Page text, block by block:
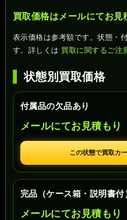
買取価格はメールにてお見
表示価格は参考額です。状態・
す。詳しくは 買取に関するご注
状態別買取価格
付属品の欠品あり
メールにてお見積もり
この状態で買取カ
完品（ケース箱・説明書付
メールにてお見積もり